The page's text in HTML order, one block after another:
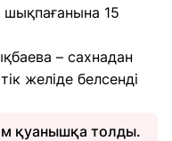
шықпағанына 15
– сахнадан
желіде белсенді
қуанышқа толды.